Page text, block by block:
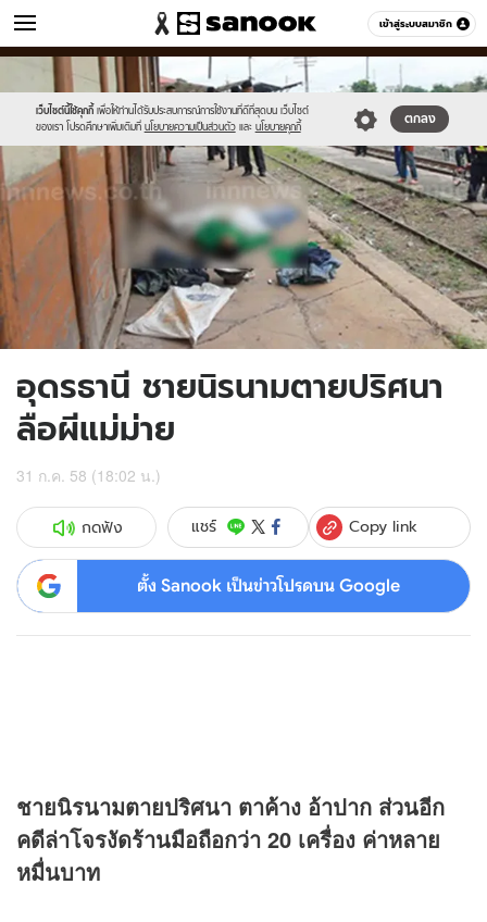
เข้าสู่ระบบสมาชิก
ข่าว หมวดอื่นๆ
เว็บไซต์นี้ใช้คุกกี้ เพื่อให้ท่านได้รับประสบการณ์การใช้งานที่ดีที่สุดบน เว็บไซต์
ของเรา โปรดศึกษาเพิ่มเติมที่ นโยบายความเป็นส่วนตัว และ นโยบายคุกกี้
ตกลง
Sanook
//s.isanook.com/sr/0/images/logo-
new-
sanook.png
//s.isanook.com/ns/0/ud/367/1839882/news06.jpg
อุดรธานี ชายนิรนามตายปริศนา
ลือผีแม่ม่าย
31 ก.ค. 58 (18:02 น.)
กดฟัง แชร์ Copy link
ตั้ง Sanook เป็นข่าวโปรดบน Google
ชายนิรนามตายปริศนา ตาค้าง อ้าปาก ส่วนอีก
คดีล่าโจรงัดร้านมือถือกว่า 20 เครื่อง ค่าหลาย
หมื่นบาท